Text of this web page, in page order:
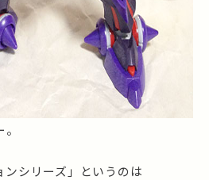
ンシリーズ」というのは